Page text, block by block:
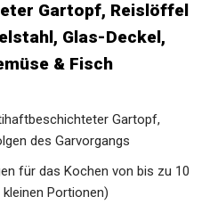
Gartopf, Reislöffel
Glas-Deckel,
& Fisch
Gartopf,
des Garvorgangs
für das Kochen von bis zu 10
Portionen)